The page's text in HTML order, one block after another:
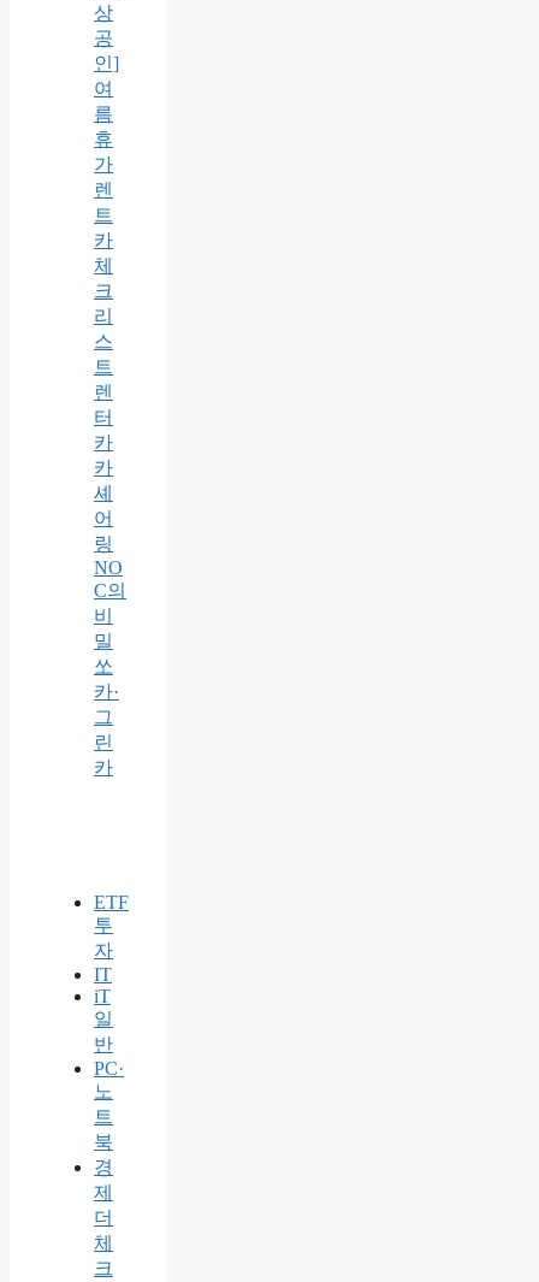
상
공
인]
여
름
휴
가
렌
트
카
체
크
리
스
트
렌
터
카
카
셰
어
링
NO
C의
비
밀
쏘
카·
그
린
카
ETF
투
자
IT
iT
일
반
PC·
노
트
북
경
제
더
체
크